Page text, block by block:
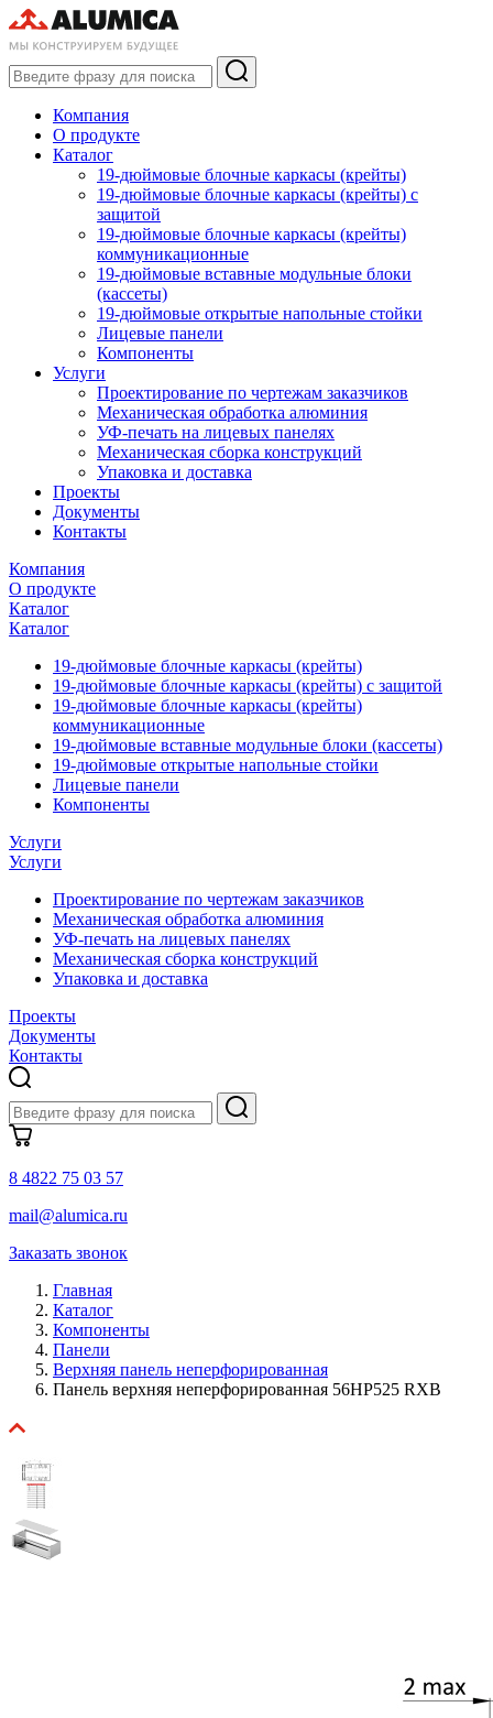
Компания
О продукте
Каталог
19-дюймовые блочные каркасы (крейты)
19-дюймовые блочные каркасы (крейты) с
защитой
19-дюймовые блочные каркасы (крейты)
коммуникационные
19-дюймовые вставные модульные блоки
(кассеты)
19-дюймовые открытые напольные стойки
Лицевые панели
Компоненты
Услуги
Проектирование по чертежам заказчиков
Механическая обработка алюминия
УФ-печать на лицевых панелях
Механическая сборка конструкций
Упаковка и доставка
Проекты
Документы
Контакты
Компания
О продукте
Каталог
Каталог
19-дюймовые блочные каркасы (крейты)
19-дюймовые блочные каркасы (крейты) с защитой
19-дюймовые блочные каркасы (крейты)
коммуникационные
19-дюймовые вставные модульные блоки (кассеты)
19-дюймовые открытые напольные стойки
Лицевые панели
Компоненты
Услуги
Услуги
Проектирование по чертежам заказчиков
Механическая обработка алюминия
УФ-печать на лицевых панелях
Механическая сборка конструкций
Упаковка и доставка
Проекты
Документы
Контакты
8 4822 75 03 57
mail@alumica.ru
Заказать звонок
Главная
Каталог
Компоненты
Панели
Верхняя панель неперфорированная
Панель верхняя неперфорированная 56HP525 RXB